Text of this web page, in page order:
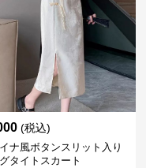
(税込)
ナ風ボタンスリット入り
タイトスカート